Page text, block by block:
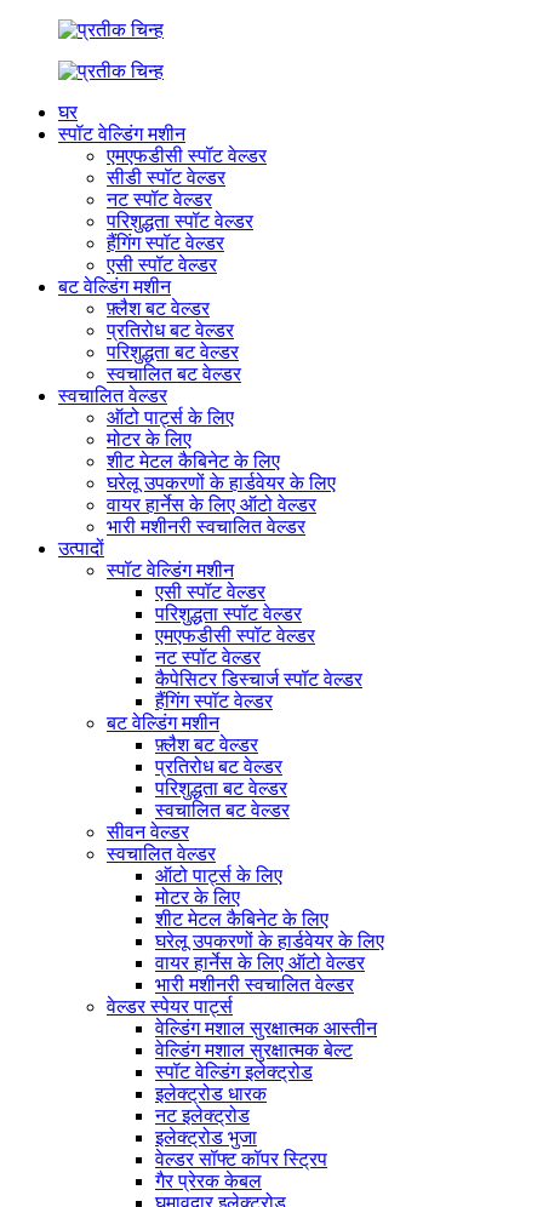
घर
स्पॉट वेल्डिंग मशीन
एमएफडीसी स्पॉट वेल्डर
सीडी स्पॉट वेल्डर
नट स्पॉट वेल्डर
परिशुद्धता स्पॉट वेल्डर
हैंगिंग स्पॉट वेल्डर
एसी स्पॉट वेल्डर
बट वेल्डिंग मशीन
फ़्लैश बट वेल्डर
प्रतिरोध बट वेल्डर
परिशुद्धता बट वेल्डर
स्वचालित बट वेल्डर
स्वचालित वेल्डर
ऑटो पार्ट्स के लिए
मोटर के लिए
शीट मेटल कैबिनेट के लिए
घरेलू उपकरणों के हार्डवेयर के लिए
वायर हार्नेस के लिए ऑटो वेल्डर
भारी मशीनरी स्वचालित वेल्डर
उत्पादों
स्पॉट वेल्डिंग मशीन
एसी स्पॉट वेल्डर
परिशुद्धता स्पॉट वेल्डर
एमएफडीसी स्पॉट वेल्डर
नट स्पॉट वेल्डर
कैपेसिटर डिस्चार्ज स्पॉट वेल्डर
हैंगिंग स्पॉट वेल्डर
बट वेल्डिंग मशीन
फ़्लैश बट वेल्डर
प्रतिरोध बट वेल्डर
परिशुद्धता बट वेल्डर
स्वचालित बट वेल्डर
सीवन वेल्डर
स्वचालित वेल्डर
ऑटो पार्ट्स के लिए
मोटर के लिए
शीट मेटल कैबिनेट के लिए
घरेलू उपकरणों के हार्डवेयर के लिए
वायर हार्नेस के लिए ऑटो वेल्डर
भारी मशीनरी स्वचालित वेल्डर
वेल्डर स्पेयर पार्ट्स
वेल्डिंग मशाल सुरक्षात्मक आस्तीन
वेल्डिंग मशाल सुरक्षात्मक बेल्ट
स्पॉट वेल्डिंग इलेक्ट्रोड
इलेक्ट्रोड धारक
नट इलेक्ट्रोड
इलेक्ट्रोड भुजा
वेल्डर सॉफ्ट कॉपर स्ट्रिप
गैर प्रेरक केबल
घुमावदार इलेक्ट्रोड